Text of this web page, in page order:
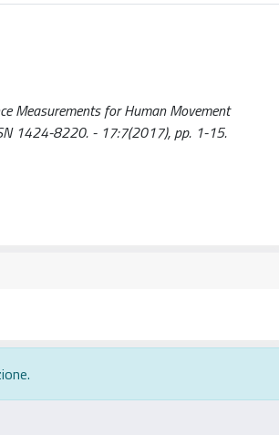
Measurements for Human Movement
1424-8220. - 17:7(2017), pp. 1-15.